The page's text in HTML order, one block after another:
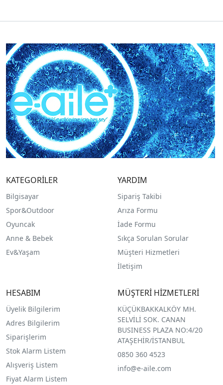
KATEGORİLER
Bilgisayar
Spor&Outdoor
Oyuncak
Anne & Bebek
Ev&Yaşam
YARDIM
Sipariş Takibi
Arıza Formu
İade Formu
Sıkça Sorulan Sorular
Müşteri Hizmetleri
İletişim
HESABIM
Üyelik Bilgilerim
Adres Bilgilerim
Siparişlerim
Stok Alarm Listem
Alışveriş Listem
Fiyat Alarm Listem
MÜŞTERİ HİZMETLERİ
KÜÇÜKBAKKALKÖY MH.
SELVİLİ SOK. CANAN
BUSINESS PLAZA NO:4/20
ATAŞEHİR/İSTANBUL
0850 360 4523
info@e-aile.com